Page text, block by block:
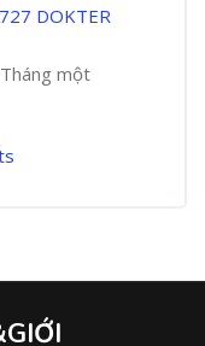
DOKTER
một